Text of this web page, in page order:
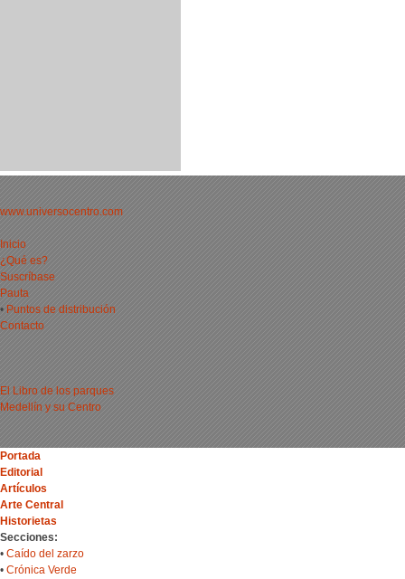
www.universocentro.com
Inicio
¿Qué es?
Suscríbase
Pauta
• Puntos de distribución
Contacto
El Libro de los parques
Medellín y su Centro
Portada
Editorial
Artículos
Arte Central
Historietas
Secciones:
• Caído del zarzo
• Crónica Verde